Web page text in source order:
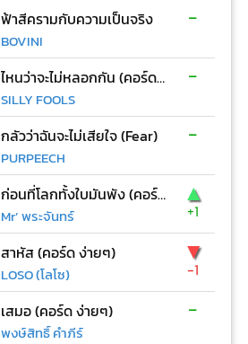
ฟ้าสีครามกับความเป็นจริง
BOVINI
-
ไหนว่าจะไม่หลอกกัน (คอร์ด ง่ายๆ)
SILLY FOOLS
-
กลัวว่าฉันจะไม่เสียใจ (Fear)
PURPEECH
-
ก่อนที่โลกทั้งใบมันพัง (คอร์ด ง่ายๆ)
Mr’ พระจันทร์
▲
+1
สาหัส (คอร์ด ง่ายๆ)
LOSO (โลโซ)
▼
-1
เสมอ (คอร์ด ง่ายๆ)
พงษ์สิทธิ์ คำภีร์
-